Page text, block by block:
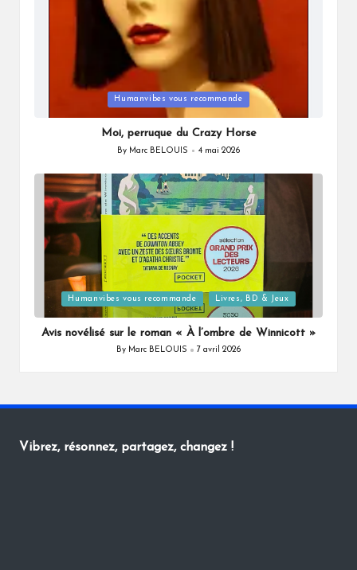
in
Humanvibes vous recommande
Moi, perruque du Crazy Horse
Posted
By Marc BELOUIS 4 mai 2026
Posted
in
Humanvibes vous recommande Livres, BD & Jeux
Avis novélisé sur le roman « À l’ombre de Winnicott »
Posted
By Marc BELOUIS 7 avril 2026
Vibrez, résonnez, partagez, changez !